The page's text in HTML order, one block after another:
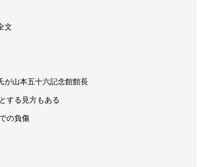
文
が山本五十六記念館館長
する見方もある
の負傷